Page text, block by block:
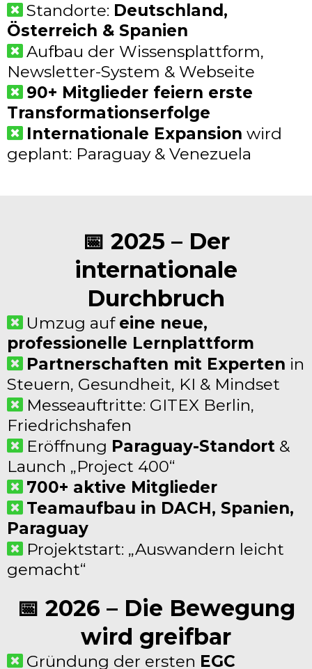
Standorte: Deutschland,
Österreich & Spanien
Aufbau der Wissensplattform,
Newsletter-System & Webseite
90+ Mitglieder feiern erste
Transformationserfolge
Internationale Expansion wird
geplant: Paraguay & Venezuela
📅 2025 – Der
internationale
Durchbruch
Umzug auf eine neue,
professionelle Lernplattform
Partnerschaften mit Experten in
Steuern, Gesundheit, KI & Mindset
Messeauftritte: GITEX Berlin,
Friedrichshafen
Eröffnung Paraguay-Standort &
Launch „Project 400“
700+ aktive Mitglieder
Teamaufbau in DACH, Spanien,
Paraguay
Projektstart: „Auswandern leicht
gemacht“
📅 2026 – Die Bewegung
wird greifbar
Gründung der ersten EGC